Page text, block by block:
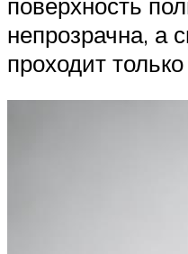
непрозрачна, а
проходит